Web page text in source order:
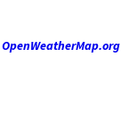
OpenWeatherMap.org